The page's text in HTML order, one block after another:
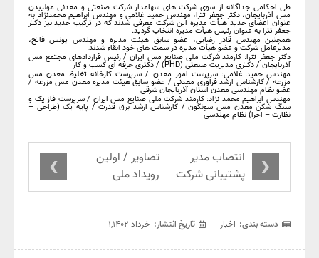
طی احکامی جداگانه از سوی شرکت های سهامدار شرکت صنعتی و معدنی مولیبدن
مس آذربایجان، دکتر جعفر تترا، مهندس حمید غلامی و مهندس ابراهیم محمدنژاد به
عنوان اعضای جدید هیأت مدیره این شرکت معرفی شدند که در ترکیب جدید نیز دکتر
جعفر تترا به عنوان رئیس هیأت مدیره انتخاب گردید.
همچنین مهندس قادر رضایی، عضو سابق هیئت مدیره و مهندس یونس فاتح،
مدیرعامل شرکت و عضو هیأت مدیره در سمت های خود ابقاء شدند.
دکتر جعفر تترا: کارمند شرکت ملی صنایع مس ایران / رئیس قراردادهای مجتمع مس
آذربایجان / دکتری مدیریت صنعتی (PHD) / دکتری حرفه ای کسب و کار
مهندس حمید غلامی: سرپرست امور معدن / سرپرست کارخانه تغلیظ معدن مس
مزرعه / کارشناس ارشد فراوری معدنی / عضو سابق هیئت مدیره معدن مس مزرعه /
عضو نظام مهندسی معدن استان آذربایجان شرقی
مهندس ابراهیم محمد نژاد: کارمند شرکت ملی صنایع مس ایران / سرپرست فاز یک و
سنگ شکن معدن مس سونگون / کارشناس ارشد برق قدرت / پایه یک (طراحی –
نظارت – اجرا) نظام مهندسی
انتصاب مدیر
پشتیبانی شرکت
صنعتی و معدنی
آذربایجان
‹
تصاویر / اولین
رویداد ملی
تخصصی آهک و
›
دسته بندی: اخبار تاریخ انتشار: خرداد ۱,۱۴۰۲